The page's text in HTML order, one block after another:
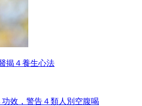
揭４養生心法
效，警告４類人別空腹喝